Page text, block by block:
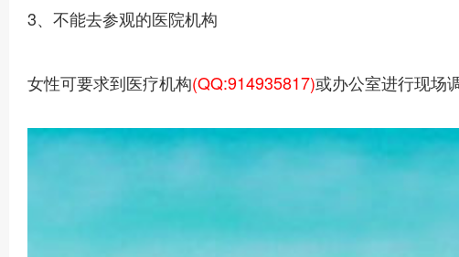
3、不能去参观的医院机构
女性可要求到医疗机构(QQ:914935817)或办公室进行现场